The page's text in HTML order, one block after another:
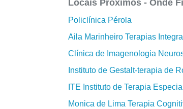
Locais Próximos - Onde
Policlínica Pérola
Aila Marinheiro Terapias
Clínica de Imagenologia
Instituto de Gestalt-terapia de
ITE Instituto de Terapia
Monica de Lima Terapia